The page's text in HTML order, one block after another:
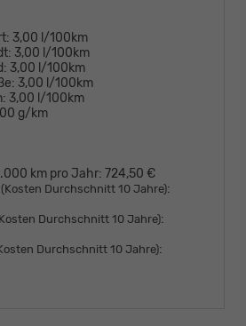
3,00 l/100km
3,00 l/100km
3,00 l/100km
3,00 l/100km
3,00 l/100km
g/km
km pro Jahr: 724,50 €
(Kosten Durchschnitt 10 Jahre):
Durchschnitt 10 Jahre):
Durchschnitt 10 Jahre):